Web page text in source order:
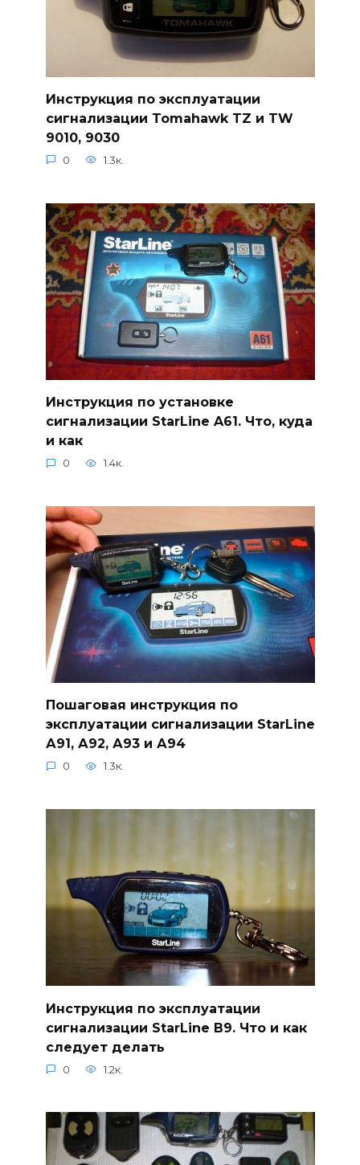
Инструкция по эксплуатации
сигнализации Tomahawk TZ и TW
9010, 9030
0 1.3к.
Инструкция по установке
сигнализации StarLine A61. Что, куда
и как
0 1.4к.
Пошаговая инструкция по
эксплуатации сигнализации StarLine
А91, А92, А93 и А94
0 1.3к.
Инструкция по эксплуатации
сигнализации StarLine В9. Что и как
следует делать
0 1.2к.